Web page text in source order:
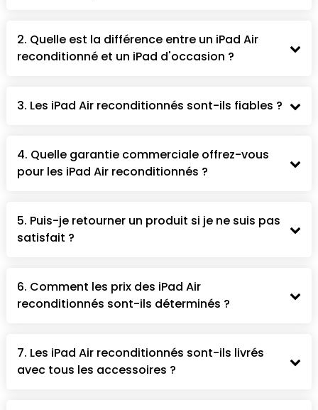
2. Quelle est la différence entre un iPad Air
reconditionné et un iPad d'occasion ?
3. Les iPad Air reconditionnés sont-ils fiables ?
4. Quelle garantie commerciale offrez-vous
pour les iPad Air reconditionnés ?
5. Puis-je retourner un produit si je ne suis pas
satisfait ?
6. Comment les prix des iPad Air
reconditionnés sont-ils déterminés ?
7. Les iPad Air reconditionnés sont-ils livrés
avec tous les accessoires ?